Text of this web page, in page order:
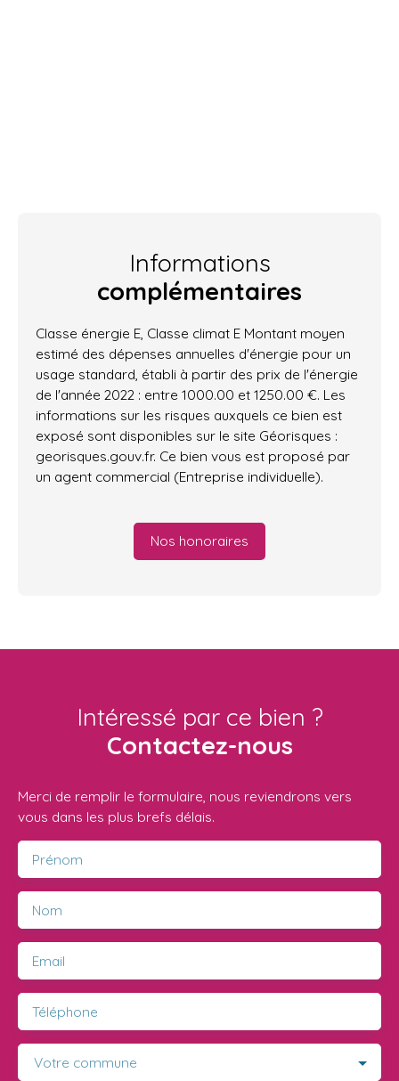
Informations
complémentaires
Classe énergie E, Classe climat E Montant moyen
estimé des dépenses annuelles d'énergie pour un
usage standard, établi à partir des prix de l'énergie
de l'année 2022 : entre 1000.00 et 1250.00 €. Les
informations sur les risques auxquels ce bien est
exposé sont disponibles sur le site Géorisques :
georisques.gouv.fr. Ce bien vous est proposé par
un agent commercial (Entreprise individuelle).
Nos honoraires
Intéressé par ce bien ?
Contactez-nous
Merci de remplir le formulaire, nous reviendrons vers
vous dans les plus brefs délais.
Prénom
Nom
Email
Téléphone
Votre commune